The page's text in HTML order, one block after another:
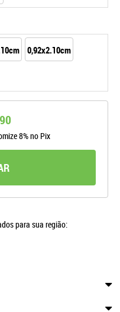
0,92x2.10cm
8%no Pix
para sua região: